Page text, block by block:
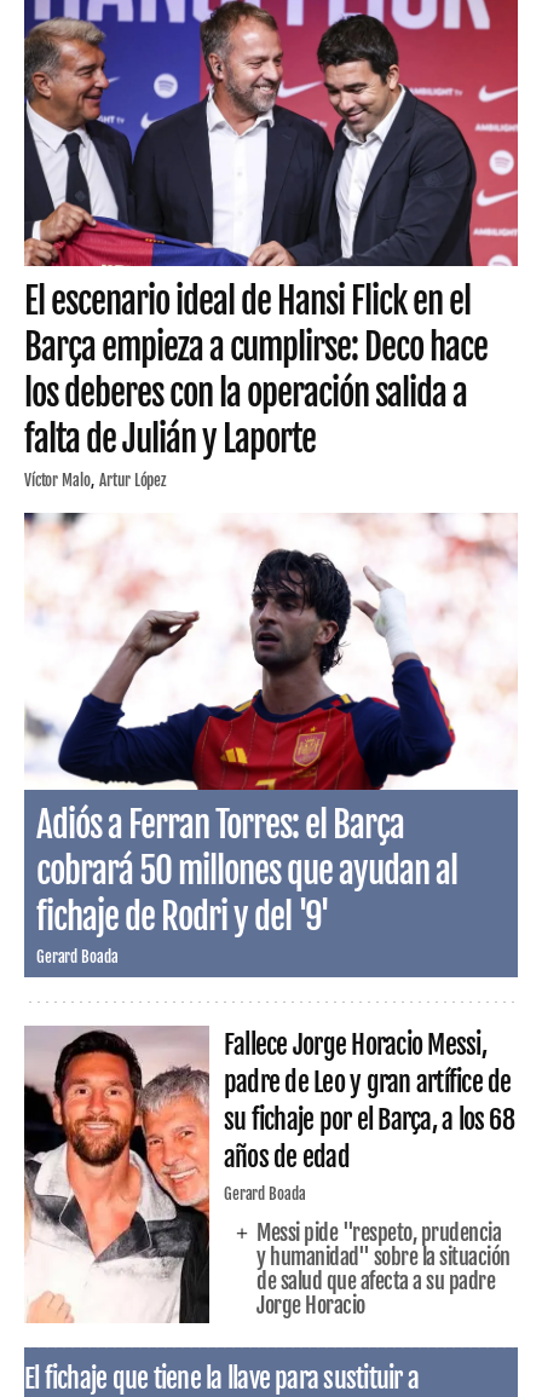
El escenario ideal de Hansi Flick en el
Barça empieza a cumplirse: Deco hace
los deberes con la operación salida a
falta de Julián y Laporte
Víctor Malo Artur López
Adiós a Ferran Torres: el Barça
cobrará 50 millones que ayudan al
fichaje de Rodri y del '9'
Gerard Boada
Fallece Jorge Horacio Messi,
padre de Leo y gran artífice de
su fichaje por el Barça, a los 68
años de edad
Gerard Boada
Messi pide "respeto, prudencia
y humanidad" sobre la situación
de salud que afecta a su padre
Jorge Horacio
El fichaje que tiene la llave para sustituir a